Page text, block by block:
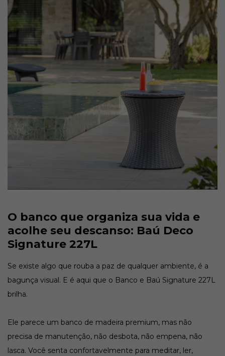
O banco que organiza sua vida e
acolhe seu descanso: Baú Deco
Signature 227L
Se existe algo que rouba a paz de qualquer ambiente, é a
bagunça visual. E é aqui que o Banco e Baú Signature 227L
brilha.
Ele parece um banco de madeira premium, mas não
precisa de manutenção, não desbota, não empena, não
lasca. Você senta confortavelmente para meditar, ler,